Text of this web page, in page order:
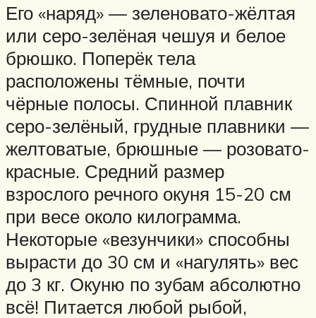
Его «наряд» — зеленовато-жёлтая
или серо-зелёная чешуя и белое
брюшко. Поперёк тела
расположены тёмные, почти
чёрные полосы. Спинной плавник
серо-зелёный, грудные плавники —
желтоватые, брюшные — розовато-
красные. Средний размер
взрослого речного окуня 15-20 см
при весе около килограмма.
Некоторые «везунчики» способны
вырасти до 30 см и «нагулять» вес
до 3 кг. Окуню по зубам абсолютно
всё! Питается любой рыбой,